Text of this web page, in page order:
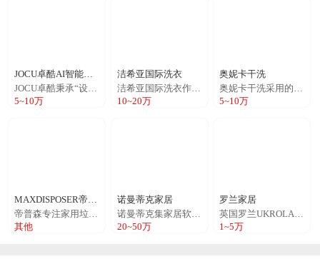
JOCU卓酷AI智能学习桌
JOCU卓酷秉承“设计创新、品质至上、一流体验、至诚服务”的理念，拥有日本、韩国、意大利、德国等设计研发团队，已获多项实用新型和外观专利。借力优学天下教育战略投资及雄厚的优学教育资源，未来JOCU卓酷将借助人工智能及物联网技术的升级应用，打造全新的儿童卧室学习、教育应用场景，持续引领AI智能学习桌椅行业，成就用户和客户。
5~10万
洁希亚国际洗衣
洁希亚国际洗衣作为公司未来10年的重点运营项目，整合公司的资金优势和自助研发的洗护技术，以中国洗衣市场为基础，将法国高端洗护技术先进理念与中国国情相结合，充分发挥国际品牌优势，整合干洗行业各方优势资源，开拓洗衣市场。洁希亚公司已形成全方位运营模式，利用专业的洗护技师团队、雄厚的资金实力、先进的洗护技术、高效的干洗设备等优势，紧扣市场、销售、品牌、服务、生产、培训、管理8大环节，已形成完备系统、成熟、高效的连锁加盟业态管理经验。凭借着国际排名靠前的技术、出色的产品，优质的服务和成功的加盟经营模式，公司不断发展壮大。
10~20万
奥妮卡干洗
奥妮卡干洗采用的是自创隔离式干洗方式，避免了交叉感染，更加的健康：现代人生活节奏比较快，很多时候都很难兼顾生活细节，比如衣物的清洗，很多人衣服换下来之后由于没有时间清洗大多会送去洗衣店，但是传统的洗衣方式并不是很健康，而奥妮卡洗护生活馆就不一样了，它采用的是自创隔离式干洗方式，避免了交叉感染，更加的健康。
5~10万
MAXDISPOSER帝普森
帝普森专注家用垃圾处理器行业27年，自有工厂，自主研发，拥有40余项行业专利，通过了CE、UL等多项国际认证。产品远销海外，赢得了国际市场的广泛赞誉。专为亚洲人量身定制新的垃圾处理器系列，万千厨余，一键清除，让厨房清洁更便捷，守护家人的健康。
其他
诺曼蒂克家居
诺曼蒂克集家居软装设计、欧式家具及居家饰品销售为一体，致力于经营多元化、高品质的经典家居用品，为中国高尚人士优化、美化家居空间，让更多的中国家庭享受高贵的、典雅的欧式田园、新古典居家生活。
20~50万
罗兰家居
英国罗兰UKROLANDTECHNOLOGYCO,LTD于2003年始创于英国时尚之都-伦敦，致力于后现代家居的设计与研发。2006年罗兰进入中国家居领域，专注于木门、移门、衣柜、衣帽间、书柜研发生产。
1~5万